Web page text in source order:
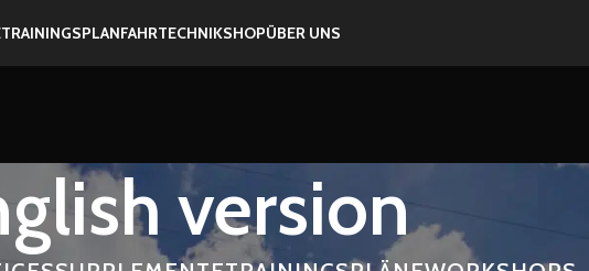
TRAININGSPLANFAHRTECHNIKSHOPÜBER UNS
version